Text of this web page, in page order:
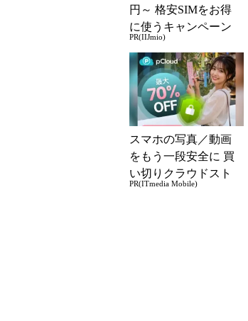
円～ 格安SIMをお得
に使うキャンペーン
実施中！
PR(IIJmio)
スマホの写真／動画
をもう一段安全に 買
い切りクラウドスト
レージ
PR(ITmedia Mobile)